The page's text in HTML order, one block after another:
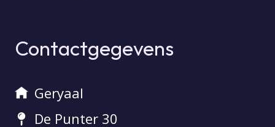
Contactgegevens
Geryaal
De Punter 30